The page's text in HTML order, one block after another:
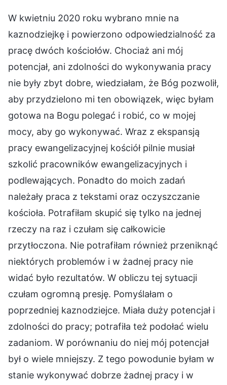
W kwietniu 2020 roku wybrano mnie na
kaznodziejkę i powierzono odpowiedzialność za
pracę dwóch kościołów. Chociaż ani mój
potencjał, ani zdolności do wykonywania pracy
nie były zbyt dobre, wiedziałam, że Bóg pozwolił,
aby przydzielono mi ten obowiązek, więc byłam
gotowa na Bogu polegać i robić, co w mojej
mocy, aby go wykonywać. Wraz z ekspansją
pracy ewangelizacyjnej kościół pilnie musiał
szkolić pracowników ewangelizacyjnych i
podlewających. Ponadto do moich zadań
należały praca z tekstami oraz oczyszczanie
kościoła. Potrafiłam skupić się tylko na jednej
rzeczy na raz i czułam się całkowicie
przytłoczona. Nie potrafiłam również przeniknąć
niektórych problemów i w żadnej pracy nie
widać było rezultatów. W obliczu tej sytuacji
czułam ogromną presję. Pomyślałam o
poprzedniej kaznodziejce. Miała duży potencjał i
zdolności do pracy; potrafiła też podołać wielu
zadaniom. W porównaniu do niej mój potencjał
był o wiele mniejszy. Z tego powodunie byłam w
stanie wykonywać dobrze żadnej pracy i w